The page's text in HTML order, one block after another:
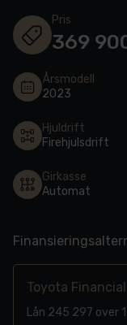
Pris
369
Årsmodell
2023
Hjuldrift
Firehjulsdrift
Girkasse
Automat
Toyota
Lån 245 297 over